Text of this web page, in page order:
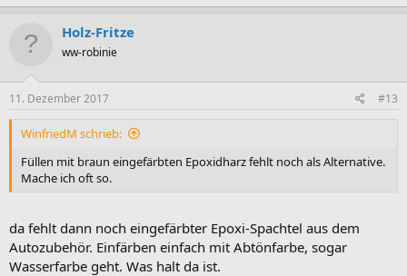
Holz-Fritze
ww-robinie
11. Dezember 2017 #13
WinfriedM schrieb:
Füllen mit braun eingefärbten Epoxidharz fehlt noch als Alternative.
Mache ich oft so.
da fehlt dann noch eingefärbter Epoxi-Spachtel aus dem
Autozubehör. Einfärben einfach mit Abtönfarbe, sogar
Wasserfarbe geht. Was halt da ist.